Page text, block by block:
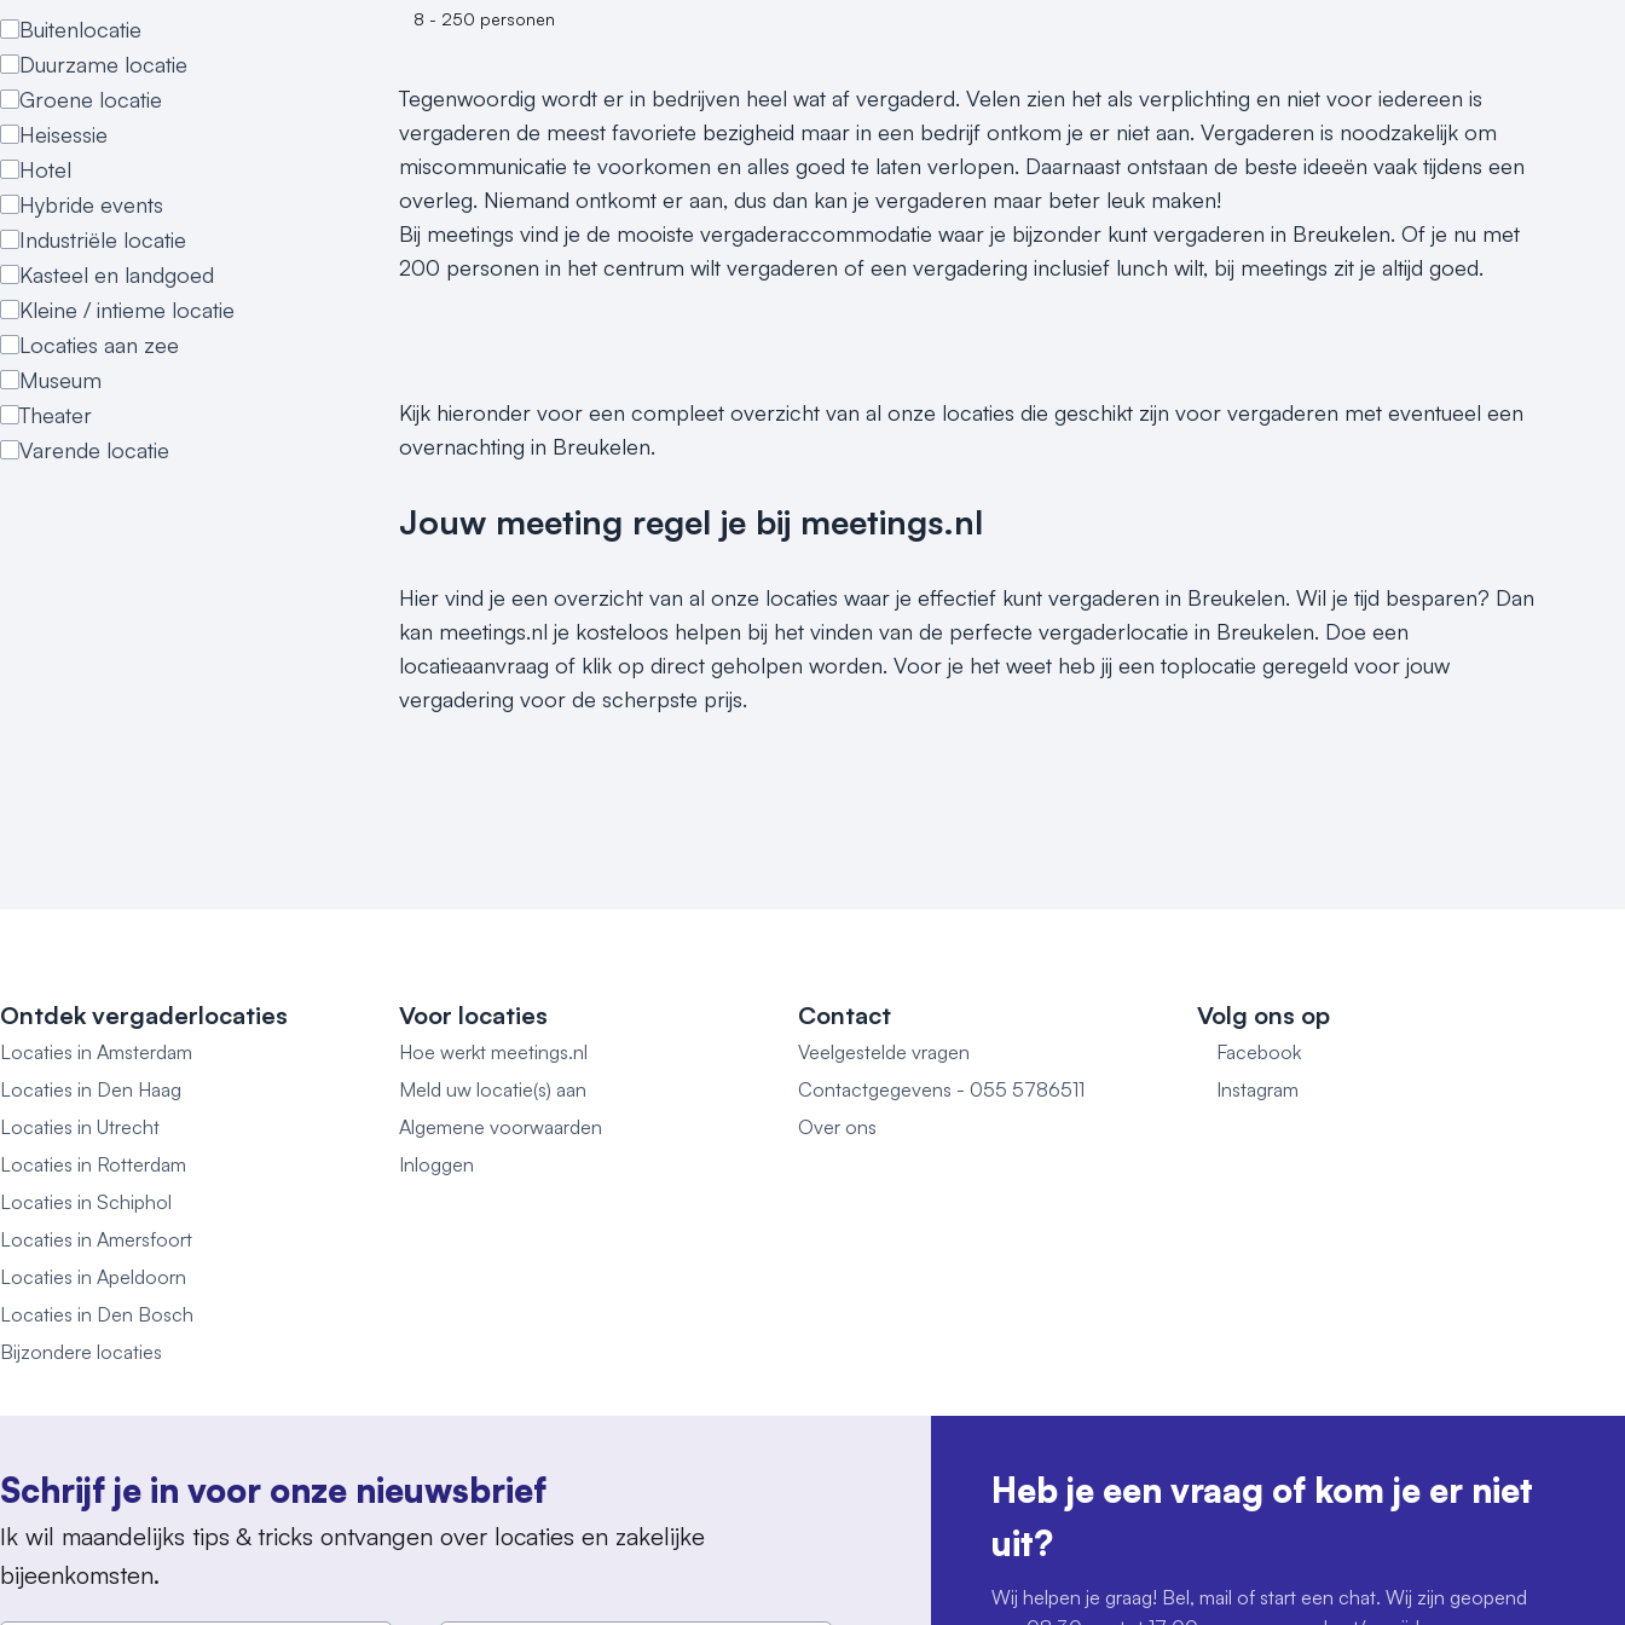
Buitenlocatie
Duurzame locatie
Groene locatie
Heisessie
Hotel
Hybride events
Industriële locatie
Kasteel en landgoed
Kleine / intieme locatie
Locaties aan zee
Museum
Theater
Varende locatie
8 - 250 personen
Tegenwoordig wordt er in bedrijven heel wat af vergaderd. Velen zien het als verplichting en niet voor iedereen is
vergaderen de meest favoriete bezigheid maar in een bedrijf ontkom je er niet aan. Vergaderen is noodzakelijk om
miscommunicatie te voorkomen en alles goed te laten verlopen. Daarnaast ontstaan de beste ideeën vaak tijdens een
overleg. Niemand ontkomt er aan, dus dan kan je vergaderen maar beter leuk maken!
Bij meetings vind je de mooiste vergaderaccommodatie waar je bijzonder kunt vergaderen in Breukelen. Of je nu met
200 personen in het centrum wilt vergaderen of een vergadering inclusief lunch wilt, bij meetings zit je altijd goed.
Kijk hieronder voor een compleet overzicht van al onze locaties die geschikt zijn voor vergaderen met eventueel een
overnachting in Breukelen.
Jouw meeting regel je bij meetings.nl
Hier vind je een overzicht van al onze locaties waar je effectief kunt vergaderen in Breukelen. Wil je tijd besparen? Dan
kan meetings.nl je kosteloos helpen bij het vinden van de perfecte vergaderlocatie in Breukelen. Doe een
locatieaanvraag of klik op direct geholpen worden. Voor je het weet heb jij een toplocatie geregeld voor jouw
vergadering voor de scherpste prijs.
Ontdek vergaderlocaties
Locaties in Amsterdam
Locaties in Den Haag
Locaties in Utrecht
Locaties in Rotterdam
Locaties in Schiphol
Locaties in Amersfoort
Locaties in Apeldoorn
Locaties in Den Bosch
Bijzondere locaties
Voor locaties
Hoe werkt meetings.nl
Meld uw locatie(s) aan
Algemene voorwaarden
Inloggen
Contact
Veelgestelde vragen
Contactgegevens - 055 5786511
Over ons
Volg ons op
Facebook
Instagram
Schrijf je in voor onze nieuwsbrief
Ik wil maandelijks tips & tricks ontvangen over locaties en zakelijke
bijeenkomsten.
Heb je een vraag of kom je er niet
uit?
Wij helpen je graag! Bel, mail of start een chat. Wij zijn geopend